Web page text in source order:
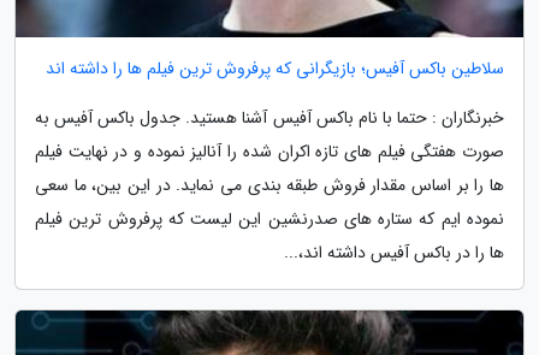
سلاطین باکس آفیس؛ بازیگرانی که پرفروش ترین فیلم ها را داشته اند
خبرنگاران : حتما با نام باکس آفیس آشنا هستید. جدول باکس آفیس به
صورت هفتگی فیلم های تازه اکران شده را آنالیز نموده و در نهایت فیلم
ها را بر اساس مقدار فروش طبقه بندی می نماید. در این بین، ما سعی
نموده ایم که ستاره های صدرنشین این لیست که پرفروش ترین فیلم
ها را در باکس آفیس داشته اند،...